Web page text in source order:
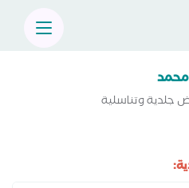
جلدية وتناسلية